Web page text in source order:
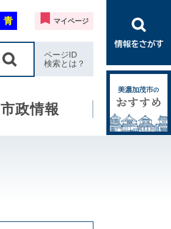
青 マイページ
ページID
検索とは？
市政情報